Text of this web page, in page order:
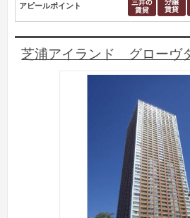
アピールポイント
芝浦アイランド グローヴ